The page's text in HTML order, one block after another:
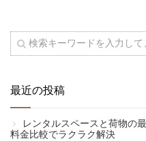
最近の投稿
レンタルスペースと荷物の
料金比較でラクラク解決